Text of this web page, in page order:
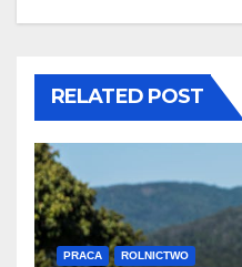
RELATED POST
PRACA ROLNICTWO